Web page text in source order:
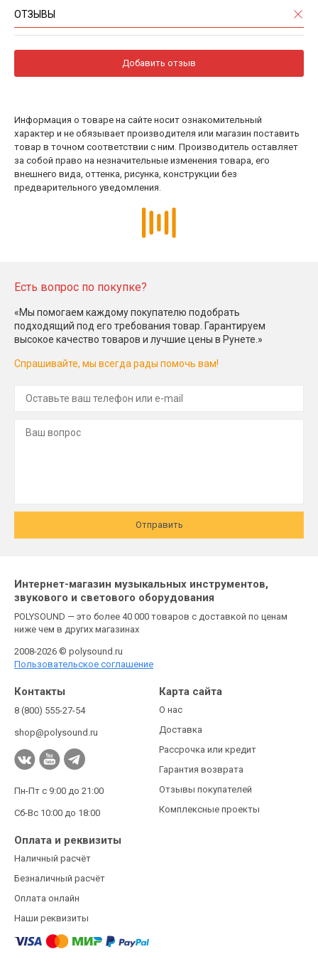
ОТЗЫВЫ
Добавить отзыв
Информация о товаре на сайте носит ознакомительный
характер и не обязывает производителя или магазин поставить
товар в точном соответствии с ним. Производитель оставляет
за собой право на незначительные изменения товара, его
внешнего вида, оттенка, рисунка, конструкции без
предварительного уведомления.
Есть вопрос по покупке?
«Мы помогаем каждому покупателю подобрать
подходящий под его требования товар. Гарантируем
высокое качество товаров и лучшие цены в Рунете.»
Спрашивайте, мы всегда рады помочь вам!
Отправить
Интернет-магазин музыкальных инструментов,
звукового и светового оборудования
POLYSOUND — это более 40 000 товаров с доставкой по ценам
ниже чем в других магазинах
2008-2026 © polysound.ru
Пользовательское соглашение
Контакты
8 (800) 555-27-54
shop@polysound.ru
Пн-Пт с 9:00 до 21:00
Сб-Вс 10:00 до 18:00
Карта сайта
О нас
Доставка
Рассрочка или кредит
Гарантия возврата
Отзывы покупателей
Комплексные проекты
Оплата и реквизиты
Наличный расчёт
Безналичный расчёт
Оплата онлайн
Наши реквизиты